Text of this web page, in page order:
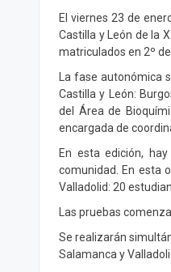
El viernes 23 de
Castilla y León de la
matriculados en 2º
La fase autonómica
Castilla y León:
del Área de
encargada de
En esta edición,
comunidad. En esta
Valladolid: 20
Las pruebas
Se realizarán
Salamanca y